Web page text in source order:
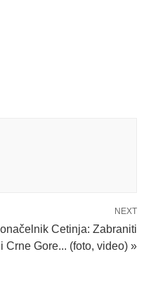
NEXT
Cetinja: Zabraniti
Gore... (foto, video) »